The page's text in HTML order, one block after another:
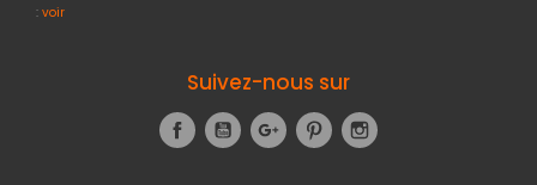
: voir
Suivez-nous sur
FacebookYouTubeGoogle+Pinterest